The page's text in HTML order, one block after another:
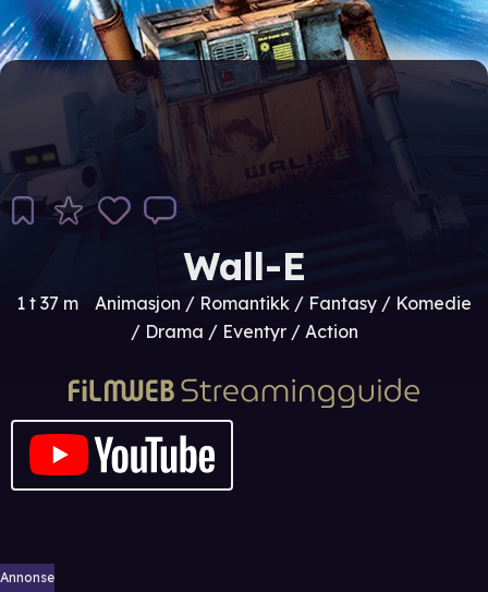
Wall-E
1 t 37 m
Animasjon / Romantikk / Fantasy / Komedie
/ Drama / Eventyr / Action
Annonse